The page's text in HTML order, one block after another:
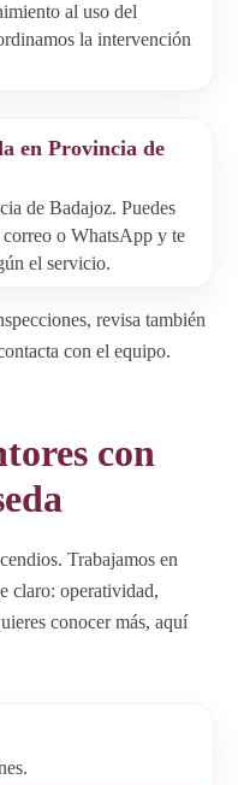
al uso del
la intervención
en Provincia de
de Badajoz. Puedes
o WhatsApp y te
el servicio.
revisa también
con el equipo.
con
Trabajamos en
claro: operatividad,
conocer más, aquí